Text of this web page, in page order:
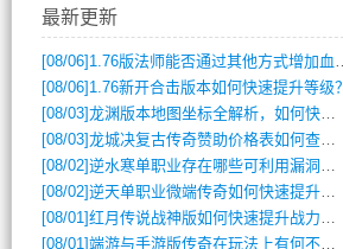
最新更新
[08/06] 1.76版法师能否通过其他方式增加血量？
[08/06] 1.76新开合击版本如何快速提升等级？
[08/03]龙渊版本地图坐标全解析，如何快速定位BOSS位置？
[08/03]龙城决复古传奇赞助价格表如何查询？
[08/02]逆水寒单职业存在哪些可利用漏洞？如何快速提升战力？
[08/02]逆天单职业微端传奇如何快速提升战力？新手必看攻略
[08/01]红月传说战神版如何快速提升战力？新手攻略全解析？
[08/01]端游与手游版传奇在玩法上有何不同？